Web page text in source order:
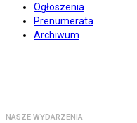
Ogłoszenia
Prenumerata
Archiwum
NASZE WYDARZENIA